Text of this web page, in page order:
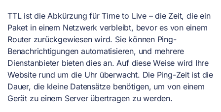
TTL ist die Abkürzung für Time to Live – die Zeit, die ein
Paket in einem Netzwerk verbleibt, bevor es von einem
Router zurückgewiesen wird. Sie können Ping-
Benachrichtigungen automatisieren, und mehrere
Dienstanbieter bieten dies an. Auf diese Weise wird Ihre
Website rund um die Uhr überwacht. Die Ping-Zeit ist die
Dauer, die kleine Datensätze benötigen, um von einem
Gerät zu einem Server übertragen zu werden.